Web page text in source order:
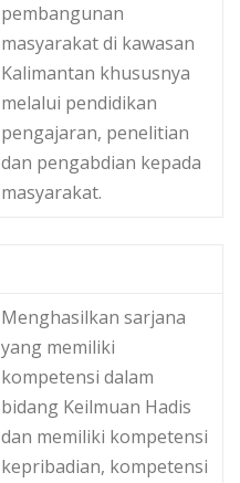
pembangunan
masyarakat di kawasan
Kalimantan khususnya
melalui pendidikan
pengajaran, penelitian
dan pengabdian kepada
masyarakat.
Menghasilkan sarjana
yang memiliki
kompetensi dalam
bidang Keilmuan Hadis
dan memiliki kompetensi
kepribadian, kompetensi